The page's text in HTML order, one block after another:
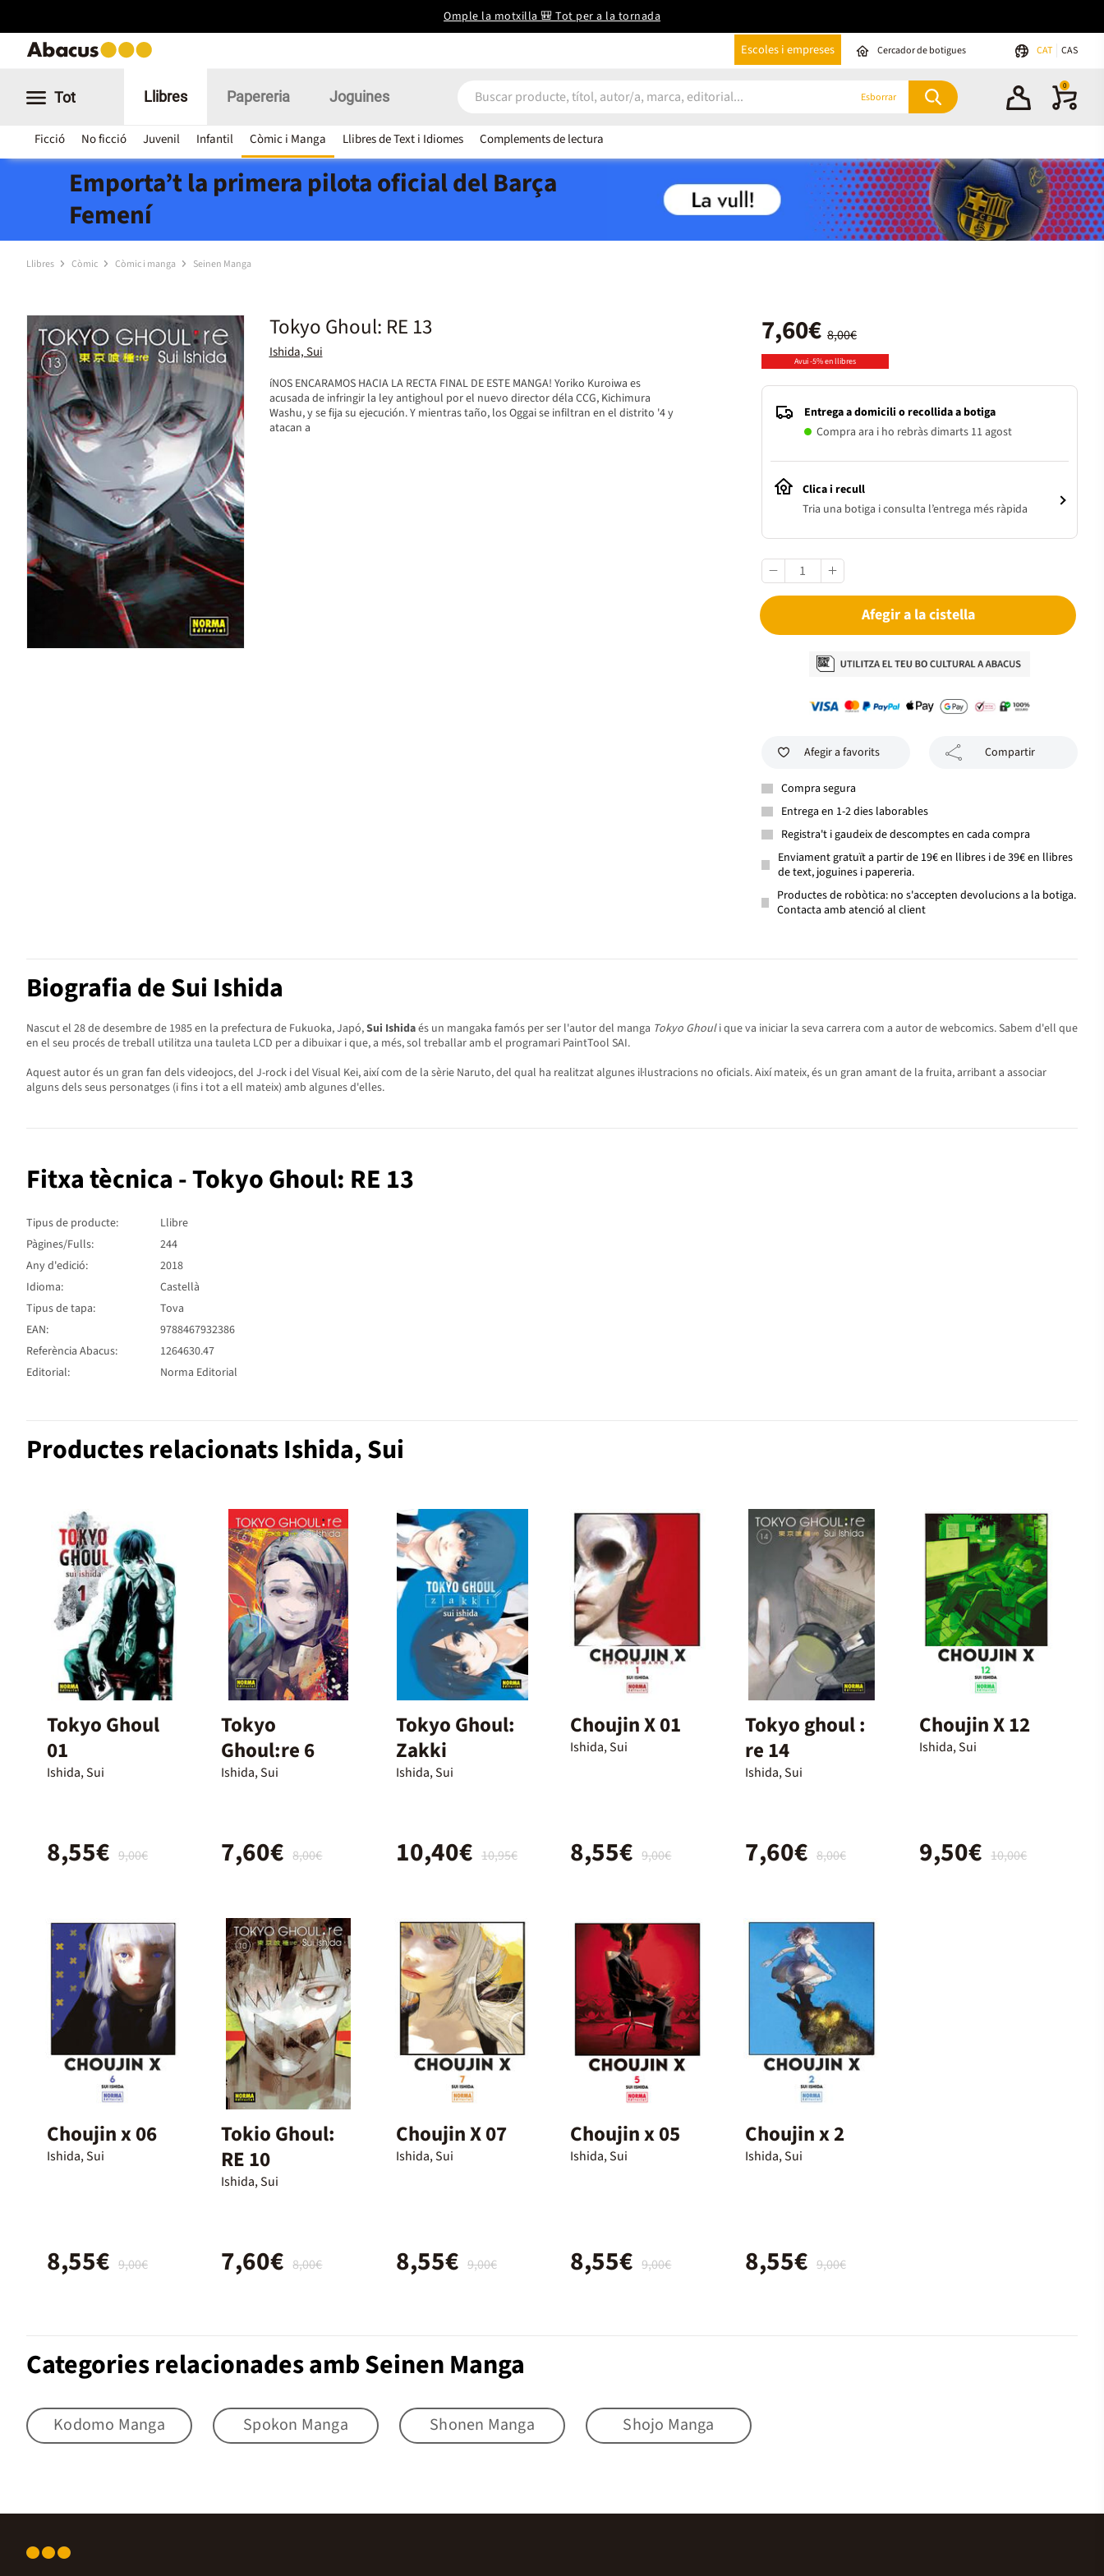
Omple la motxilla 🎒 Tot per a la tornada
Escoles i empreses Cercador de botigues CAT CAS
Tot Llibres
Ficció No ficció Juvenil Infantil Còmic i Manga Llibres de Text i Idiomes Complements de lectura
Papereria Joguines Esborrar
0
Emporta’t la primera pilota oficial del Barça
Femení
Llibres Còmic Còmic i manga Seinen Manga
Tokyo Ghoul: RE 13
Ishida, Sui
íNOS ENCARAMOS HACIA LA RECTA FINAL DE ESTE MANGA! Yoriko Kuroiwa es
acusada de infringir la ley antighoul por el nuevo director déla CCG, Kichimura
Washu, y se fija su ejecución. Y mientras taño, los Oggai se infiltran en el distrito '4 y
atacan a
8,00€
7,60€
Avui -5% en llibres
Entrega a domicili o recollida a botiga
Compra ara i ho rebràs dimarts 11 agost
Clica i recull
Tria una botiga i consulta l’entrega més ràpida
Afegir a la cistella
Afegir a favorits Compartir
Compra segura
Entrega en 1-2 dies laborables
Registra't i gaudeix de descomptes en cada compra
Enviament gratuït a partir de 19€ en llibres i de 39€ en llibres
de text, joguines i papereria.
Productes de robòtica: no s'accepten devolucions a la botiga.
Contacta amb atenció al client
Biografia de Sui Ishida
Nascut el 28 de desembre de 1985 en la prefectura de Fukuoka, Japó,Sui Ishidaés un mangaka famós per ser l'autor del manga Tokyo Ghouli que va iniciar la seva carrera com a autor de webcomics. Sabem d'ell que
en el seu procés de treball utilitza una tauleta LCD per a dibuixar i que, a més, sol treballar amb el programari PaintTool SAI.
Aquest autor és un gran fan dels videojocs, del J-rock i del Visual Kei, així com de la sèrie Naruto, del qual ha realitzat algunes il·lustracions no oficials. Així mateix, és un gran amant de la fruita, arribant a associar
alguns dels seus personatges (i fins i tot a ell mateix) amb algunes d'elles.
Fitxa tècnica - Tokyo Ghoul: RE 13
Tipus de producte:
Llibre
Pàgines/Fulls:
244
Any d'edició:
2018
Idioma:
Castellà
Tipus de tapa:
Tova
EAN:
9788467932386
Referència Abacus:
1264630.47
Editorial:
Norma Editorial
Productes relacionats Ishida, Sui
Tokyo Ghoul
01
Ishida, Sui
9,00€
8,55€
Tokyo
Ghoul:re 6
Ishida, Sui
8,00€
7,60€
Tokyo Ghoul:
Zakki
Ishida, Sui
10,95€
10,40€
Choujin X 01
Ishida, Sui
9,00€
8,55€
Tokyo ghoul :
re 14
Ishida, Sui
8,00€
7,60€
Choujin X 12
Ishida, Sui
10,00€
9,50€
Choujin x 06
Ishida, Sui
9,00€
8,55€
Tokio Ghoul:
RE 10
Ishida, Sui
8,00€
7,60€
Choujin X 07
Ishida, Sui
9,00€
8,55€
Choujin x 05
Ishida, Sui
9,00€
8,55€
Choujin x 2
Ishida, Sui
9,00€
8,55€
Categories relacionades amb Seinen Manga
Kodomo Manga Spokon Manga Shonen Manga Shojo Manga